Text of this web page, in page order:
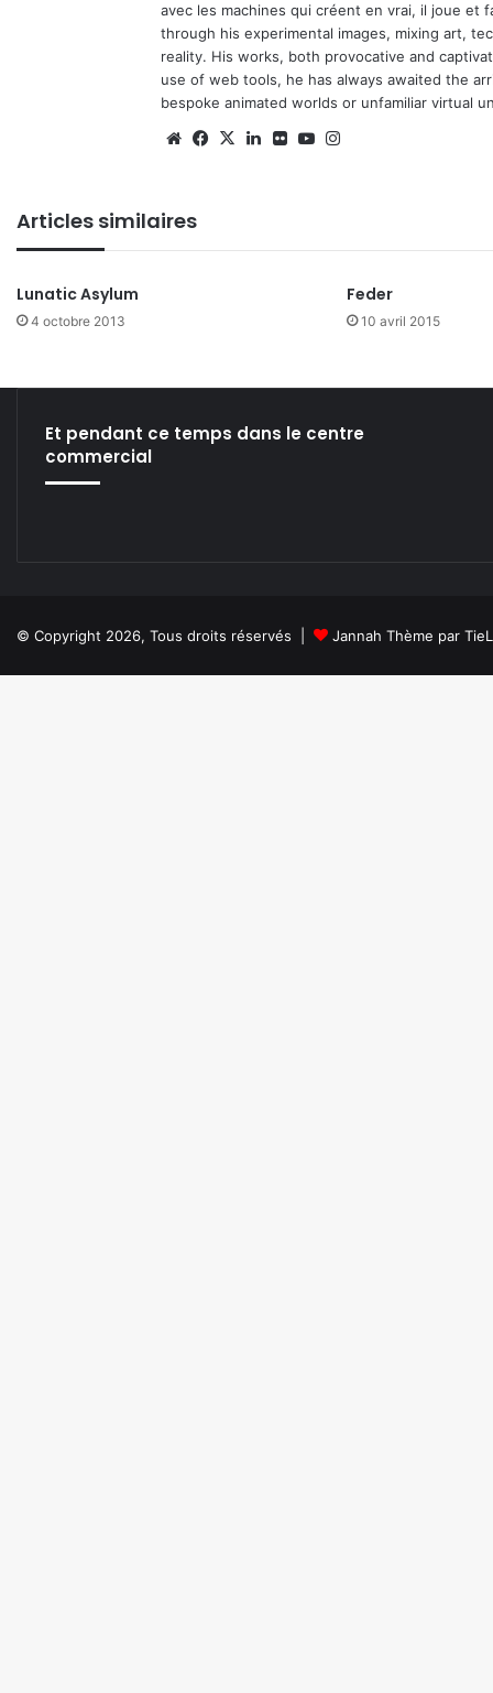
avec les machines qui créent en vrai, il joue et
through his experimental images, mixing art,
reality. His works, both provocative and
use of web tools, he has always awaited the
bespoke animated worlds or unfamiliar virtual
We Fa
X
Lin Fli Yo
Articles similaires
Lunatic Asylum
4 octobre 2013
Feder
10 avril 2015
Et pendant ce temps dans le centre
commercial
© Copyright 2026, Tous droits réservés | Jannah Thème par